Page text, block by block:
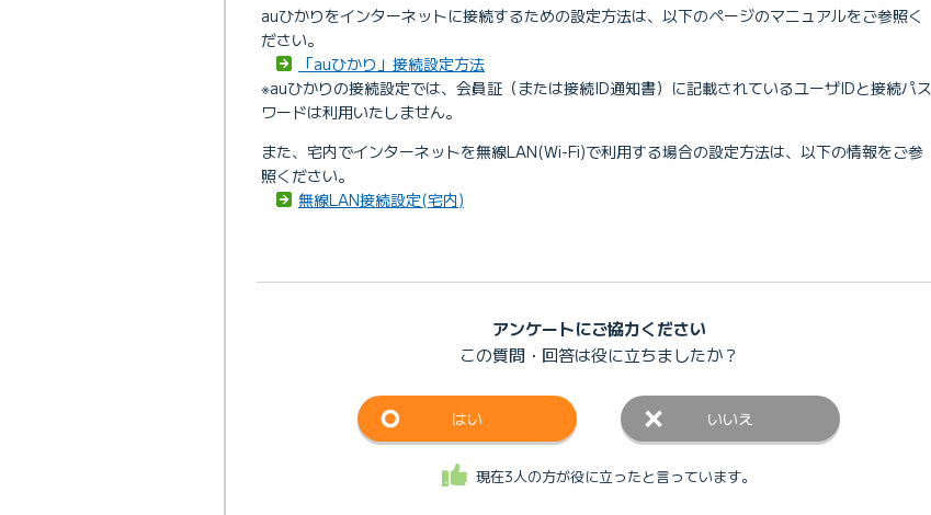
auひかりをインターネットに接続するための設定方法は、以下のページのマニュアルをご参照く
ださい。
「auひかり」接続設定方法
※auひかりの接続設定では、会員証（または接続ID通知書）に記載されているユーザIDと接続パス
ワードは利用いたしません。
また、宅内でインターネットを無線LAN(Wi-Fi)で利用する場合の設定方法は、以下の情報をご参
照ください。
無線LAN接続設定(宅内)
アンケートにご協力ください
この質問・回答は役に立ちましたか？
はい いいえ
現在3人の方が役に立ったと言っています。